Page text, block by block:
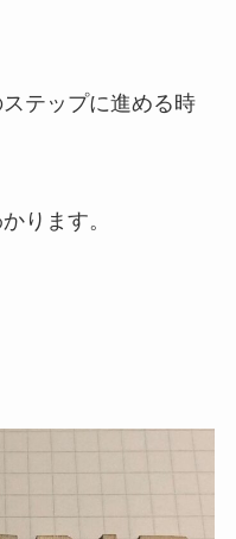
テップに進める時
ります。